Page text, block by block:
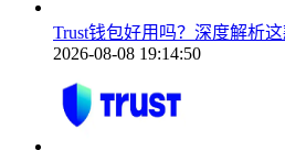
Trust钱包好用吗？深度解析
2026-08-08 19:14:50